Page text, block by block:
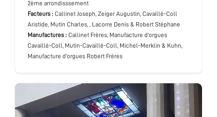
2ème arrondisssement
Facteurs : Callinet Joseph, Zeiger Augustin, Cavaillé-Coll
Aristide, Mutin Charles, , Lacorre Denis & Robert Stéphane
Manufactures : Callinet Frères, Manufacture d’orgues
Cavaillé-Coll, Mutin-Cavaillé-Coll, Michel-Merklin & Kuhn,
Manufacture d’orgues Robert Frères